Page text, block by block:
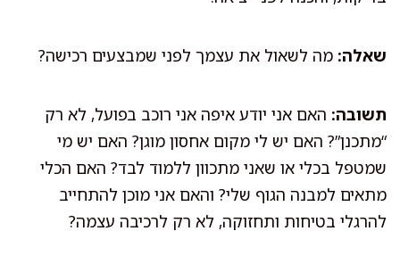
שאלה: מה לשאול את עצמך לפני שמבצעים רכישה?
תשובה: האם אני יודע איפה אני רוכב בפועל, לא רק
“מתכנן”? האם יש לי מקום אחסון מוגן? האם יש מי
שמטפל בכלי או שאני מתכוון ללמוד לבד? האם הכלי
מתאים למבנה הגוף שלי? והאם אני מוכן להתחייב
להרגלי בטיחות ותחזוקה, לא רק לרכיבה עצמה?